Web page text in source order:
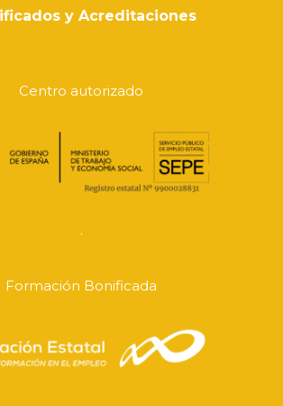
y Acreditaciones
Centro autorizado
.
Formación Bonificada